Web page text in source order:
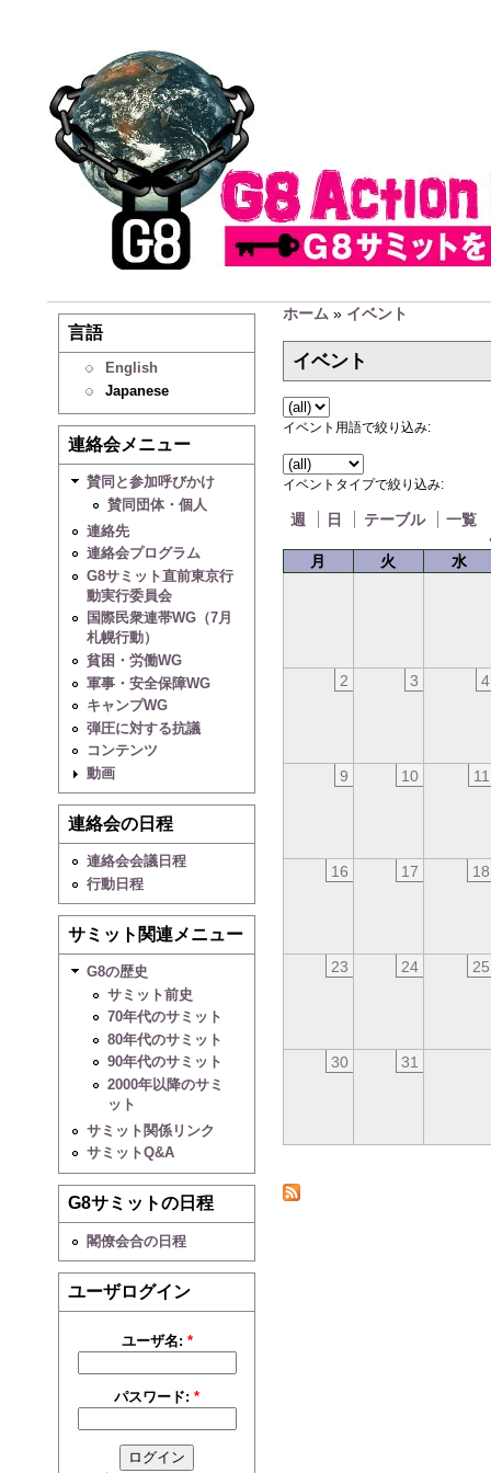
言語
English
Japanese
連絡会メニュー
賛同と参加呼びかけ
賛同団体・個人
連絡先
連絡会プログラム
G8サミット直前東京行
動実行委員会
国際民衆連帯WG（7月
札幌行動）
貧困・労働WG
軍事・安全保障WG
キャンプWG
弾圧に対する抗議
コンテンツ
動画
連絡会の日程
連絡会会議日程
行動日程
サミット関連メニュー
G8の歴史
サミット前史
70年代のサミット
80年代のサミット
90年代のサミット
2000年以降のサミ
ット
サミット関係リンク
サミットQ&A
G8サミットの日程
閣僚会合の日程
ユーザログイン
ユーザ名: *
パスワード:*
ホーム » イベント
イベント
イベント用語で絞り込み:
イベントタイプで絞り込み:
週 日 テーブル
一覧
月
火 水
2 3 4
9 10 11
16 17 18
23 24 25
30 31